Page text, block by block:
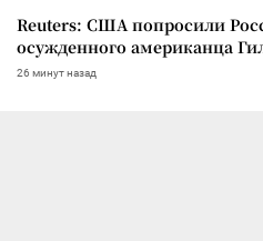
Reuters: США попросили
осужденного американца
26 минут назад